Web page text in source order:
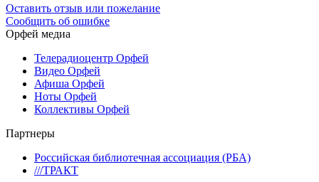
Оставить отзыв или пожелание
Сообщить об ошибке
Орфей медиа
Телерадиоцентр Орфей
Видео Орфей
Афиша Орфей
Ноты Орфей
Коллективы Орфей
Партнеры
Российская библиотечная ассоциация (РБА)
///ТРАКТ